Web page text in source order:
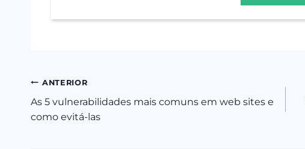
Navegação
de
ANTERIOR
As 5 vulnerabilidades mais comuns em web sites e
como evitá-las